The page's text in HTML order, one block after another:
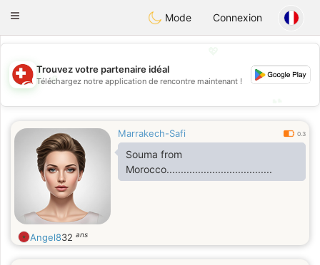
Suissi
Toggle
Mode Connexion
💖
💕
Trouvez votre partenaire idéal
Téléchargez notre application de rencontre maintenant !
Marrakech-Safi 0.3
Souma from
Morocco.....................................
Angel832 ans